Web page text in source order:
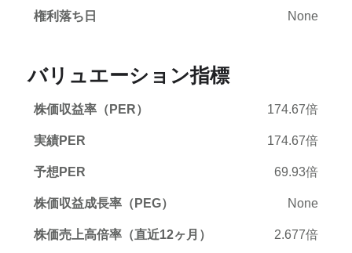
権利落ち日 None
バリュエーション指標
株価収益率（PER） 174.67倍
実績PER 174.67倍
予想PER 69.93倍
株価収益成長率（PEG） None
株価売上高倍率（直近12ヶ月） 2.677倍